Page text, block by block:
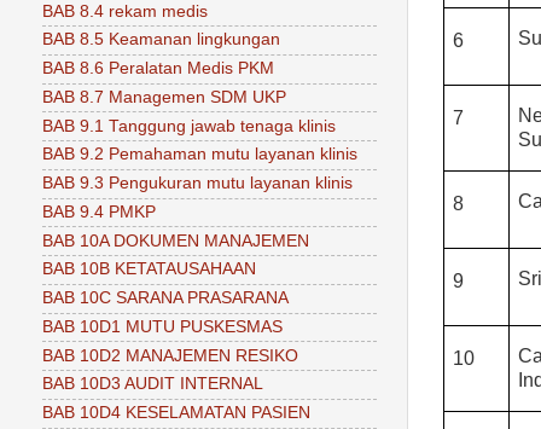
6
7
8
9
10
BAB 8.4 rekam medis
BAB 8.5 Keamanan lingkungan
BAB 8.6 Peralatan Medis PKM
BAB 8.7 Managemen SDM UKP
BAB 9.1 Tanggung jawab tenaga klinis
BAB 9.2 Pemahaman mutu layanan klinis
BAB 9.3 Pengukuran mutu layanan klinis
BAB 9.4 PMKP
BAB 10A DOKUMEN MANAJEMEN
BAB 10B KETATAUSAHAAN
BAB 10C SARANA PRASARANA
BAB 10D1 MUTU PUSKESMAS
BAB 10D2 MANAJEMEN RESIKO
BAB 10D3 AUDIT INTERNAL
BAB 10D4 KESELAMATAN PASIEN